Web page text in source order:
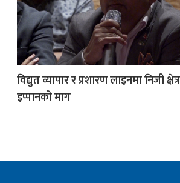
विद्युत व्यापार र प्रशारण लाइनमा निजी
इप्पानको माग